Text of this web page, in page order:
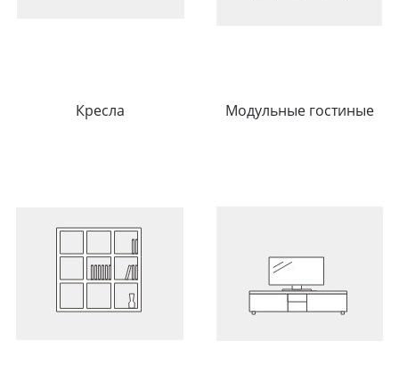
Кресла Модульные гостиные